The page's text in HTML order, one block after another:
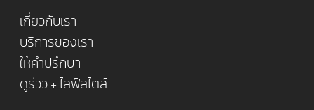
เกี่ยวกับเรา
บริการของเรา
ให้คำปรึกษา
ดูรีวิว + ไลฟ์สไตล์